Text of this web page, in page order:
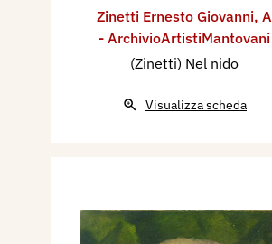
Zinetti Ernesto Giovanni, A
- ArchivioArtistiMantovani
(Zinetti) Nel nido
Visualizza scheda